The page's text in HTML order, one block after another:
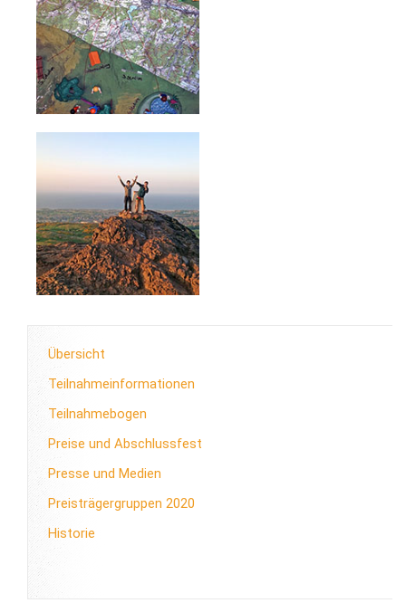
Übersicht
Teilnahmeinformationen
Teilnahmebogen
Preise und Abschlussfest
Presse und Medien
Preisträgergruppen 2020
Historie